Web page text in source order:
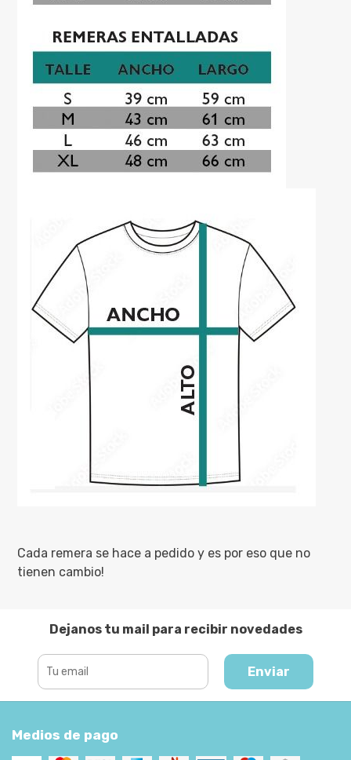
Cada remera se hace a pedido y es por eso que no
tienen cambio!
Dejanos tu mail para recibir novedades
Enviar
Medios de pago